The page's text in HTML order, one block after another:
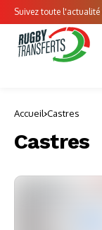
Suivez toute
Accueil Castres
Castres